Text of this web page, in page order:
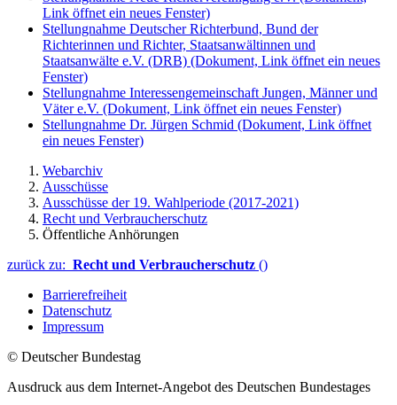
Link öffnet ein neues Fenster)
Stellungnahme Deutscher Richterbund, Bund der
Richterinnen und Richter, Staatsanwältinnen und
Staatsanwälte e.V. (DRB) (Dokument, Link öffnet ein neues
Fenster)
Stellungnahme Interessengemeinschaft Jungen, Männer und
Väter e.V. (Dokument, Link öffnet ein neues Fenster)
Stellungnahme Dr. Jürgen Schmid (Dokument, Link öffnet
ein neues Fenster)
Webarchiv
Ausschüsse
Ausschüsse der 19. Wahlperiode (2017-2021)
Recht und Verbraucherschutz
Öffentliche Anhörungen
zurück zu: Recht und Verbraucherschutz ()
Barrierefreiheit
Datenschutz
Impressum
© Deutscher Bundestag
Ausdruck aus dem Internet-Angebot des Deutschen Bundestages